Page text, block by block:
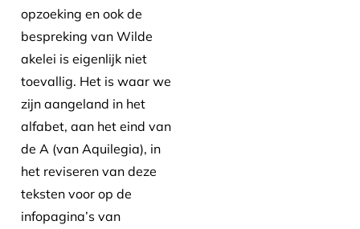
opzoeking en ook de
bespreking van Wilde
akelei is eigenlijk niet
toevallig. Het is waar we
zijn aangeland in het
alfabet, aan het eind van
de A (van Aquilegia), in
het reviseren van deze
teksten voor op de
infopagina’s van